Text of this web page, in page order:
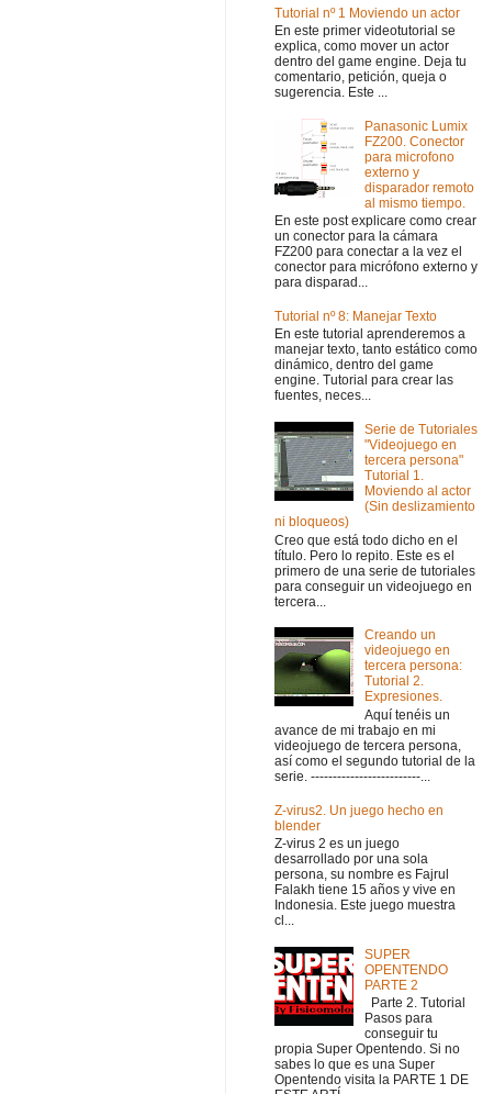
Tutorial nº 1 Moviendo un actor
En este primer videotutorial se
explica, como mover un actor
dentro del game engine. Deja tu
comentario, petición, queja o
sugerencia. Este ...
Panasonic Lumix
FZ200. Conector
para microfono
externo y
disparador remoto
al mismo tiempo.
En este post explicare como crear
un conector para la cámara
FZ200 para conectar a la vez el
conector para micrófono externo y
para disparad...
Tutorial nº 8: Manejar Texto
En este tutorial aprenderemos a
manejar texto, tanto estático como
dinámico, dentro del game
engine. Tutorial para crear las
fuentes, neces...
Serie de Tutoriales
"Videojuego en
tercera persona"
Tutorial 1.
Moviendo al actor
(Sin deslizamiento
ni bloqueos)
Creo que está todo dicho en el
título. Pero lo repito. Este es el
primero de una serie de tutoriales
para conseguir un videojuego en
tercera...
Creando un
videojuego en
tercera persona:
Tutorial 2.
Expresiones.
Aquí tenéis un
avance de mi trabajo en mi
videojuego de tercera persona,
así como el segundo tutorial de la
serie. -------------------------...
Z-virus2. Un juego hecho en
blender
Z-virus 2 es un juego
desarrollado por una sola
persona, su nombre es Fajrul
Falakh tiene 15 años y vive en
Indonesia. Este juego muestra
cl...
SUPER
OPENTENDO
PARTE 2
Parte 2. Tutorial
Pasos para
conseguir tu
propia Super Opentendo. Si no
sabes lo que es una Super
Opentendo visita la PARTE 1 DE